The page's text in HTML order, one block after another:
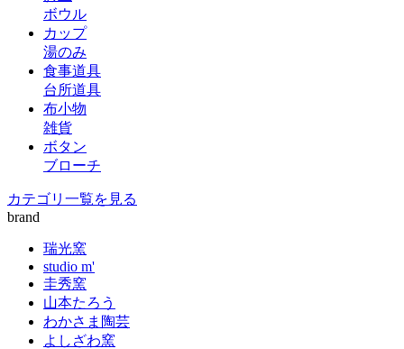
ボウル
カップ
湯のみ
食事道具
台所道具
布小物
雑貨
ボタン
ブローチ
カテゴリ一覧を見る
brand
瑞光窯
studio m'
圭秀窯
山本たろう
わかさま陶芸
よしざわ窯